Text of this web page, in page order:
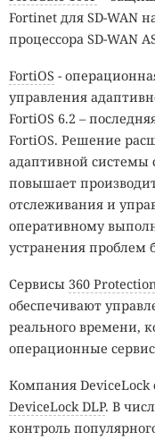
Fortinet для SD-WAN
процессора SD-WAN
FortiOS -
управления
FortiOS 6.2 –
FortiOS. Решение
адаптивной системы
повышает
отслеживания и
оперативному
устранения проблем
Сервисы 360
обеспечивают
реального времени,
операционные
Компания DeviceLock
DeviceLock DLP. В
контроль